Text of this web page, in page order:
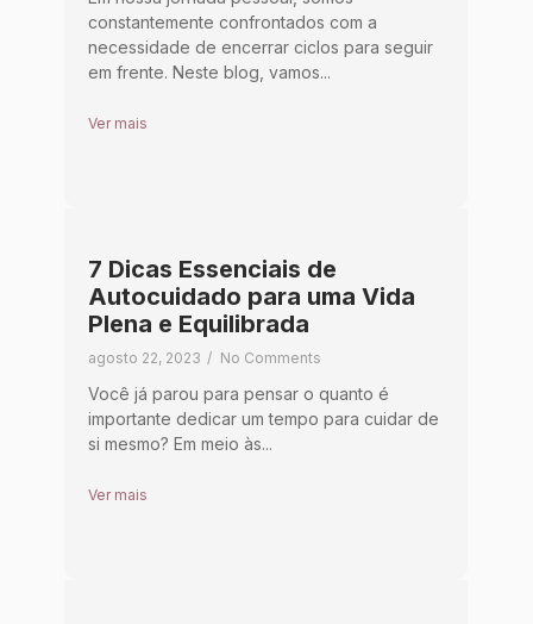
constantemente confrontados com a
necessidade de encerrar ciclos para seguir
em frente. Neste blog, vamos...
Ver mais
7 Dicas Essenciais de
Autocuidado para uma Vida
Plena e Equilibrada
agosto 22, 2023 / No Comments
Você já parou para pensar o quanto é
importante dedicar um tempo para cuidar de
si mesmo? Em meio às...
Ver mais